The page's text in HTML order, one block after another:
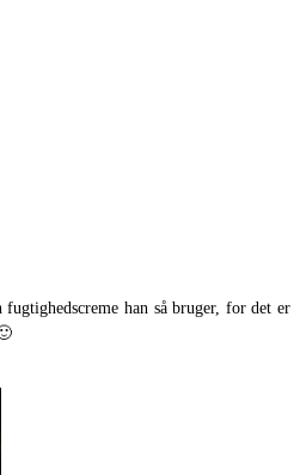
han så bruger, for det er